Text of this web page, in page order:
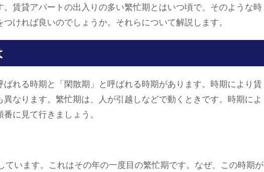
賃貸アパートの出入りの多い繁忙期とはいつ頃で、そのような時
ければ良いのでしょうか。それらについて解説します。
れる時期と「閑散期」と呼ばれる時期があります。時期により賃
なります。繁忙期は、人が引越しなどで動くときです。時期によ
に見て行きましょう。
ています。これはその年の一度目の繁忙期です。なぜ、この時期が